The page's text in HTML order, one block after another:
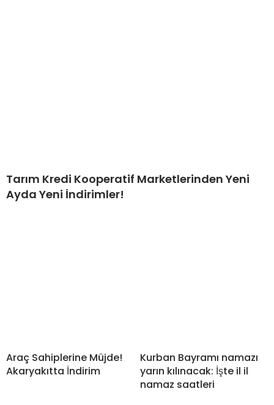
Tarım Kredi Kooperatif Marketlerinden Yeni
Ayda Yeni İndirimler!
Araç Sahiplerine Müjde!
Akaryakıtta İndirim
Kurban Bayramı namazı
yarın kılınacak: İşte il il
namaz saatleri